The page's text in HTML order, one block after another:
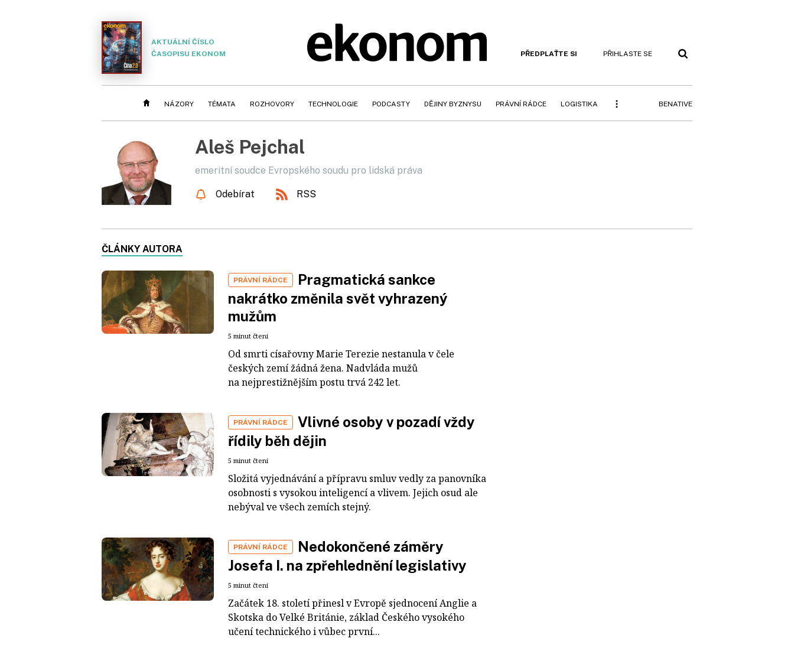
AKTUÁLNÍ ČÍSLO
ČASOPISU EKONOM
PŘEDPLAŤTE SI PŘIHLASTE SE
NÁZORY TÉMATA ROZHOVORY TECHNOLOGIE PODCASTY DĚJINY BYZNYSU PRÁVNÍ RÁDCE LOGISTIKA BENATIVE
Aleš Pejchal
emeritní soudce Evropského soudu pro lidská práva
Odebírat RSS
ČLÁNKY AUTORA
PRÁVNÍ RÁDCE
Pragmatická sankce
nakrátko změnila svět vyhrazený
mužům
5 minut čtení
Od smrti císařovny Marie Terezie nestanula v čele
českých zemí žádná žena. Nadvláda mužů
na nejprestižnějším postu trvá 242 let.
PRÁVNÍ RÁDCE
Vlivné osoby v pozadí vždy
řídily běh dějin
5 minut čtení
Složitá vyjednávání a přípravu smluv vedly za panovníka
osobnosti s vysokou inteligencí a vlivem. Jejich osud ale
nebýval ve všech zemích stejný.
PRÁVNÍ RÁDCE
Nedokončené záměry
Josefa I. na zpřehlednění legislativy
5 minut čtení
Začátek 18. století přinesl v Evropě sjednocení Anglie a
Skotska do Velké Británie, základ Českého vysokého
učení technického i vůbec první...